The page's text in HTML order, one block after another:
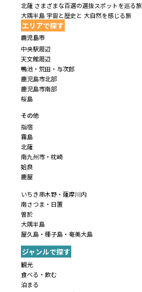
北薩 さまざまな百選の選抜スポットを巡る旅
大隅半島 宇宙と歴史と 大自然を感じる旅
エリアで探す
鹿児島市
中央駅周辺
天文館周辺
鴨池・荒田・与次郎
鹿児島市北部
鹿児島市南部
桜島
その他
指宿
霧島
北薩
南九州市・枕崎
姶良
鹿屋
いちき串木野・薩摩川内
南さつま・日置
曽於
大隅半島
屋久島・種子島・奄美大島
ジャンルで探す
観光
食べる・飲む
泊まる